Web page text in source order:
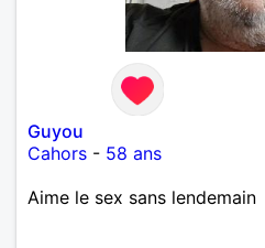
Guyou
Cahors - 58 ans
Aime le sex sans lendemain